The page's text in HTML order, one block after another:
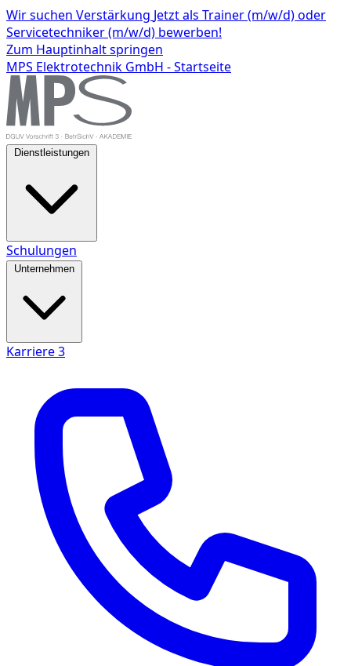
Wir suchen Verstärkung Jetzt als Trainer (m/w/d) oder
Servicetechniker (m/w/d) bewerben!
Zum Hauptinhalt springen
MPS Elektrotechnik GmbH - Startseite
Dienstleistungen
Schulungen
Unternehmen
Karriere3